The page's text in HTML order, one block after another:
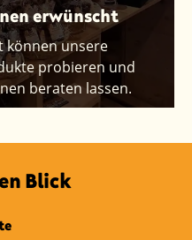
erwünscht
können unsere
probieren und
beraten lassen.
Blick